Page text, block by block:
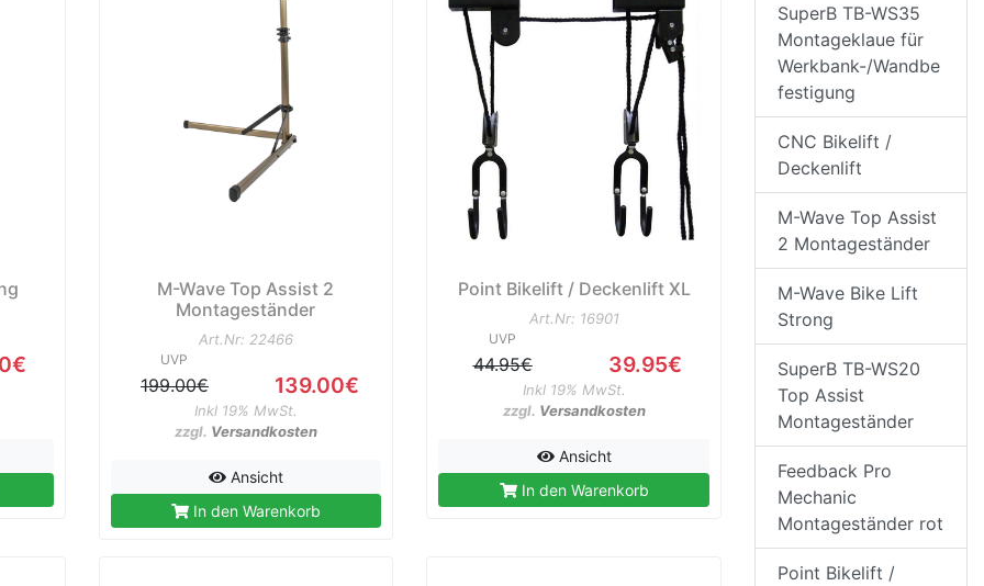
M-Wave Top Assist 2
Montageständer
Art.Nr: 22466
UVP
199.00€ 139.00€
Inkl 19% MwSt.
zzgl. Versandkosten
Ansicht
In den Warenkorb
Point Bikelift / Deckenlift XL
Art.Nr: 16901
UVP
44.95€ 39.95€
Inkl 19% MwSt.
zzgl. Versandkosten
Ansicht
In den Warenkorb
SuperB TB-WS35
Montageklaue für
Werkbank-/Wandbe
festigung
CNC Bikelift /
Deckenlift
M-Wave Top Assist
2 Montageständer
M-Wave Bike Lift
Strong
SuperB TB-WS20
Top Assist
Montageständer
Feedback Pro
Mechanic
Montageständer rot
Point Bikelift /